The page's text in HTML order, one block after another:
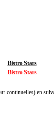
Bistro Stars
Bistro Stars
continuelles) en